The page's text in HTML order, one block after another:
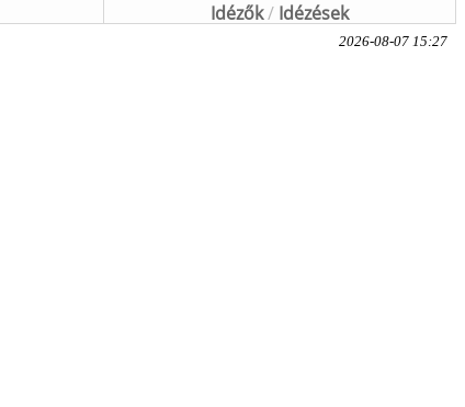
Idézők/ Idézések
2026-08-07 15:27